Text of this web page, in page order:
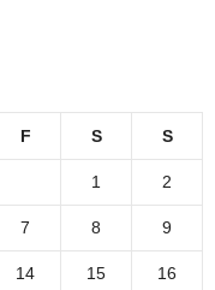
F S S
1 2
7 8 9
14 15 16